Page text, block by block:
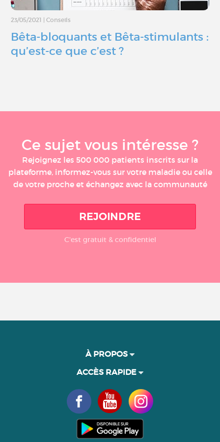
23/05/2021 Conseils
Bêta-bloquants et Bêta-stimulants :
qu’est-ce que c’est ?
Ce sujet vous intéresse ?
Rejoignez les 500 000 patients inscrits sur la
plateforme, informez-vous sur votre maladie ou celle
de votre proche et échangez avec la communauté
REJOINDRE
C'est gratuit & confidentiel
À PROPOS
ACCÈS RAPIDE